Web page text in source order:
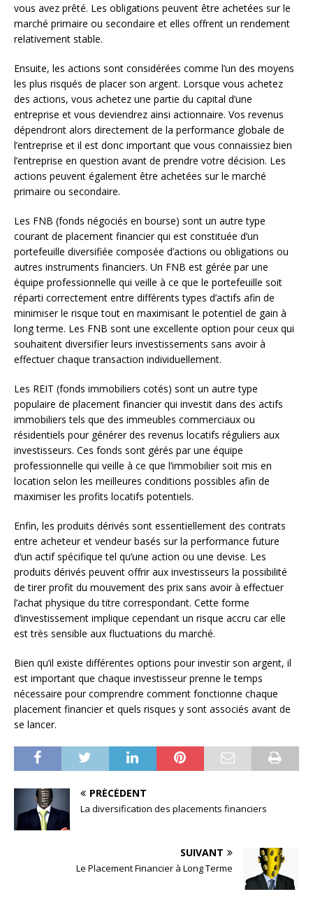
vous avez prêté. Les obligations peuvent être achetées sur le
marché primaire ou secondaire et elles offrent un rendement
relativement stable.
Ensuite, les actions sont considérées comme l’un des moyens
les plus risqués de placer son argent. Lorsque vous achetez
des actions, vous achetez une partie du capital d’une
entreprise et vous deviendrez ainsi actionnaire. Vos revenus
dépendront alors directement de la performance globale de
l’entreprise et il est donc important que vous connaissiez bien
l’entreprise en question avant de prendre votre décision. Les
actions peuvent également être achetées sur le marché
primaire ou secondaire.
Les FNB (fonds négociés en bourse) sont un autre type
courant de placement financier qui est constituée d’un
portefeuille diversifiée composée d’actions ou obligations ou
autres instruments financiers. Un FNB est gérée par une
équipe professionnelle qui veille à ce que le portefeuille soit
réparti correctement entre différents types d’actifs afin de
minimiser le risque tout en maximisant le potentiel de gain à
long terme. Les FNB sont une excellente option pour ceux qui
souhaitent diversifier leurs investissements sans avoir à
effectuer chaque transaction individuellement.
Les REIT (fonds immobiliers cotés) sont un autre type
populaire de placement financier qui investit dans des actifs
immobiliers tels que des immeubles commerciaux ou
résidentiels pour générer des revenus locatifs réguliers aux
investisseurs. Ces fonds sont gérés par une équipe
professionnelle qui veille à ce que l’immobilier soit mis en
location selon les meilleures conditions possibles afin de
maximiser les profits locatifs potentiels.
Enfin, les produits dérivés sont essentiellement des contrats
entre acheteur et vendeur basés sur la performance future
d’un actif spécifique tel qu’une action ou une devise. Les
produits dérivés peuvent offrir aux investisseurs la possibilité
de tirer profit du mouvement des prix sans avoir à effectuer
l’achat physique du titre correspondant. Cette forme
d’investissement implique cependant un risque accru car elle
est très sensible aux fluctuations du marché.
Bien qu’il existe différentes options pour investir son argent, il
est important que chaque investisseur prenne le temps
nécessaire pour comprendre comment fonctionne chaque
placement financier et quels risques y sont associés avant de
se lancer.
PRÉCÉDENT
La diversification des placements financiers
SUIVANT
Le Placement Financier à Long Terme